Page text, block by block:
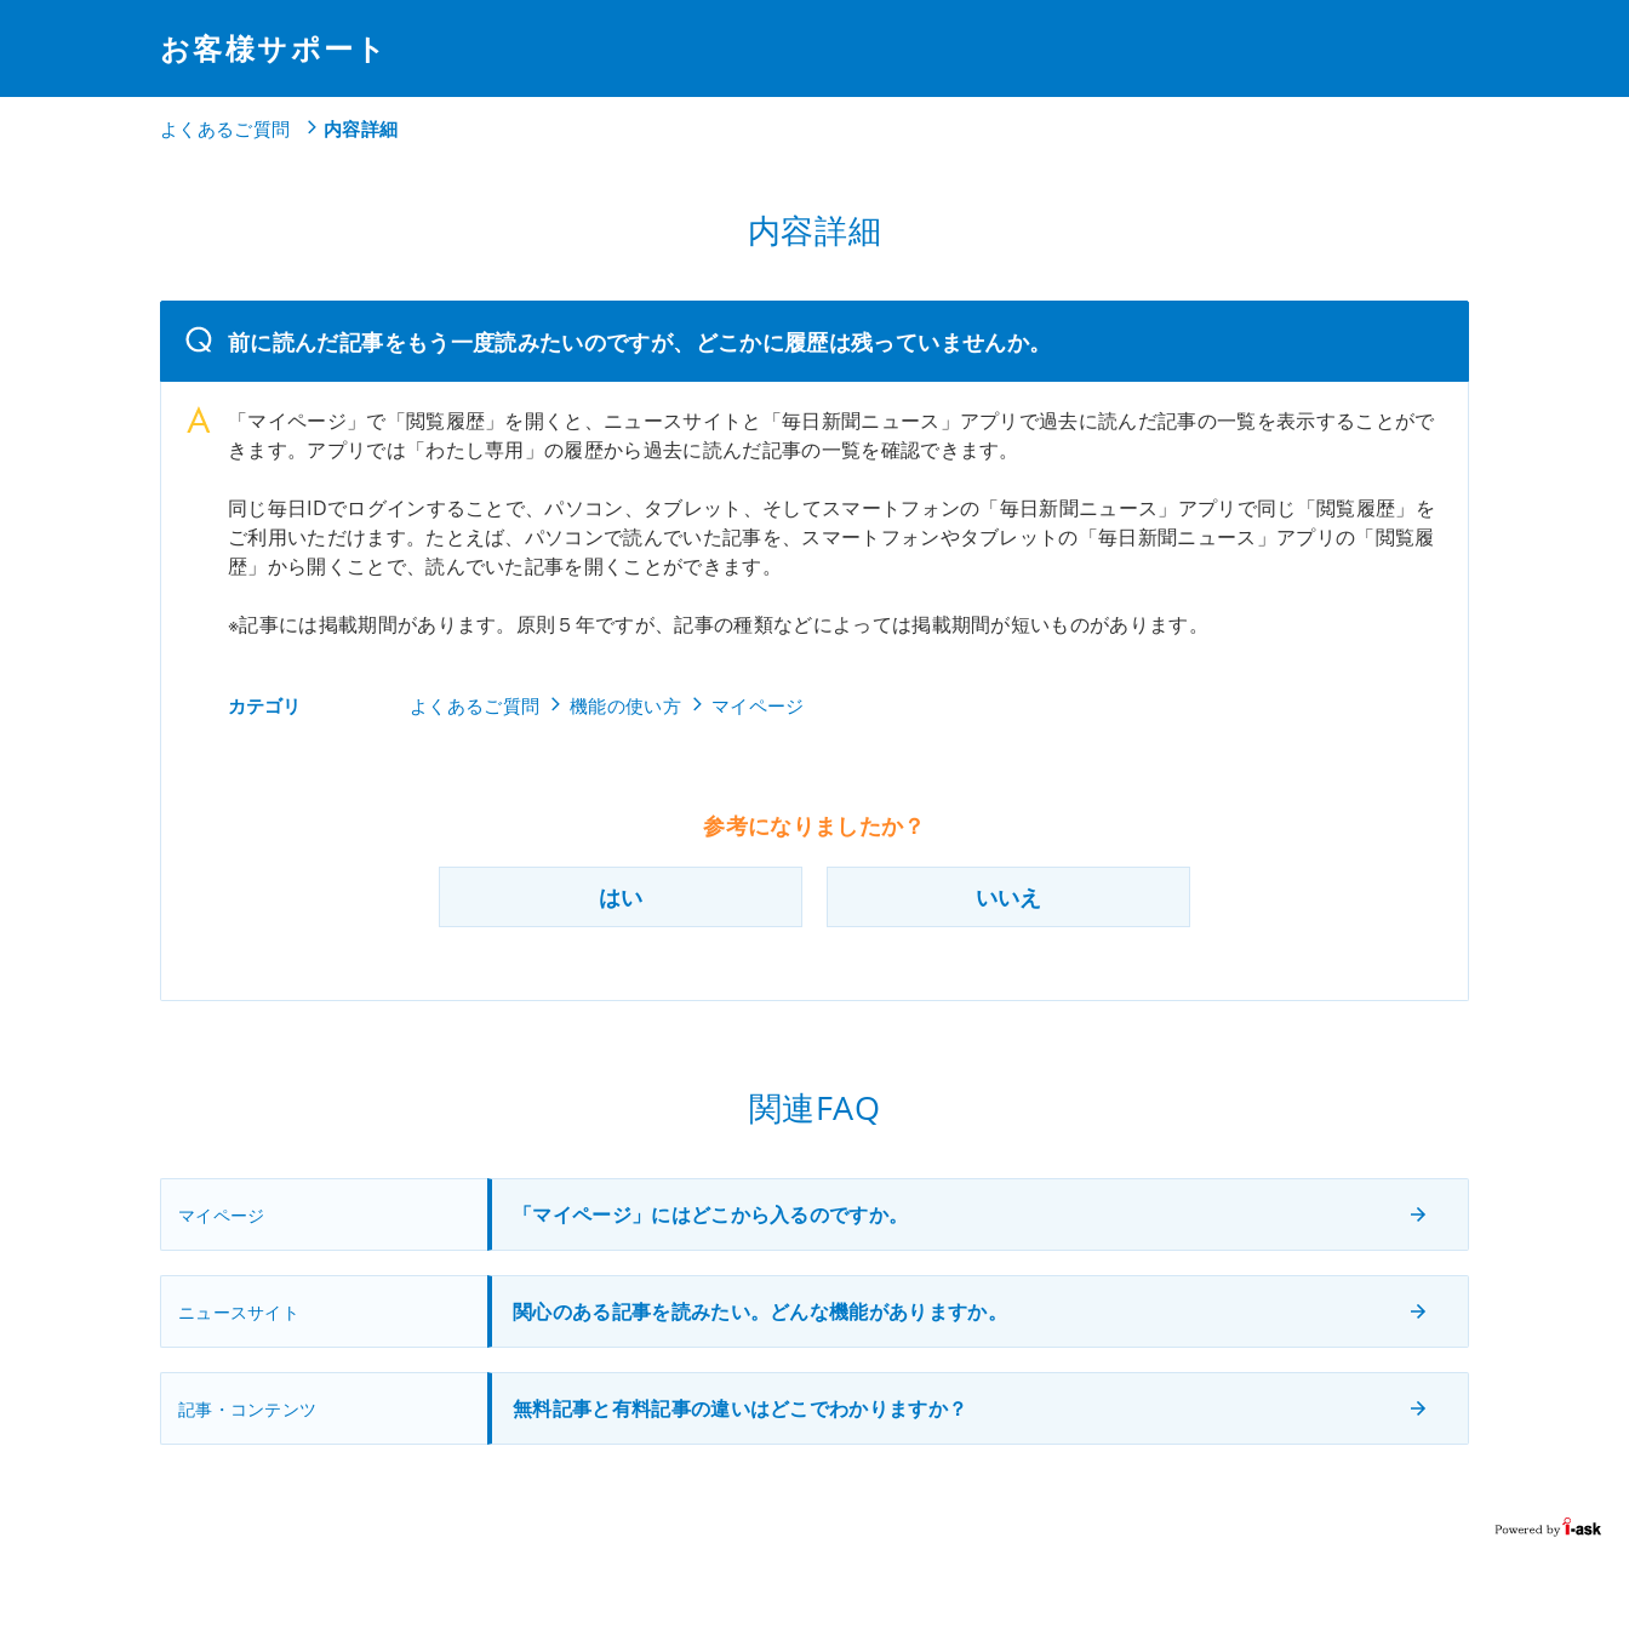
お客様サポート
よくあるご質問 内容詳細
内容詳細
前に読んだ記事をもう一度読みたいのですが、どこかに履歴は残っていませんか。
「マイページ」で「閲覧履歴」を開くと、ニュースサイトと「毎日新聞ニュース」アプリで過去に読んだ記事の一覧を表示することがで
きます。アプリでは「わたし専用」の履歴から過去に読んだ記事の一覧を確認できます。
同じ毎日IDでログインすることで、パソコン、タブレット、そしてスマートフォンの「毎日新聞ニュース」アプリで同じ「閲覧履歴」を
ご利用いただけます。たとえば、パソコンで読んでいた記事を、スマートフォンやタブレットの「毎日新聞ニュース」アプリの「閲覧履
歴」から開くことで、読んでいた記事を開くことができます。
※記事には掲載期間があります。原則５年ですが、記事の種類などによっては掲載期間が短いものがあります。
カテゴリ よくあるご質問 機能の使い方 マイページ
参考になりましたか？
はい いいえ
関連FAQ
マイページ 「マイページ」にはどこから入るのですか。
ニュースサイト 関心のある記事を読みたい。どんな機能がありますか。
記事・コンテンツ 無料記事と有料記事の違いはどこでわかりますか？